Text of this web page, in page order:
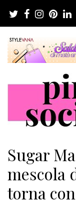
contenuto
Pink
Sugar
mescola
torna